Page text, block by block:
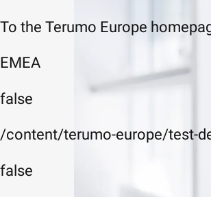
To the Terumo Europe
EMEA
false
/content/terumo-europe/test-
false